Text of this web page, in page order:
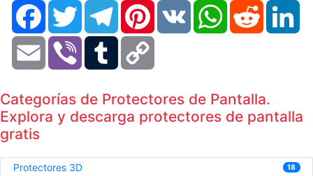
FacebookTwitter TelegramPinterestVK WhatsAppReddit
Email Viber Tumblr
Categorías de Protectores de Pantalla.
Explora y descarga protectores de pantalla
gratis
Protectores 3D 18